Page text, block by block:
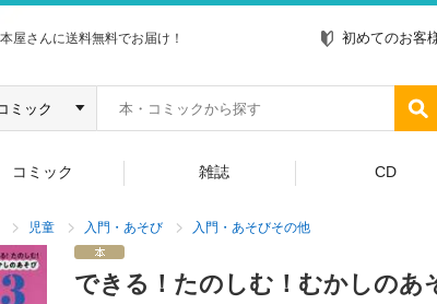
屋さんに送料無料でお届け！ 初めてのお客
コミック 雑誌 CD
児童 入門・あそび 入門・あそびその他
できる！たのしむ！むかしの